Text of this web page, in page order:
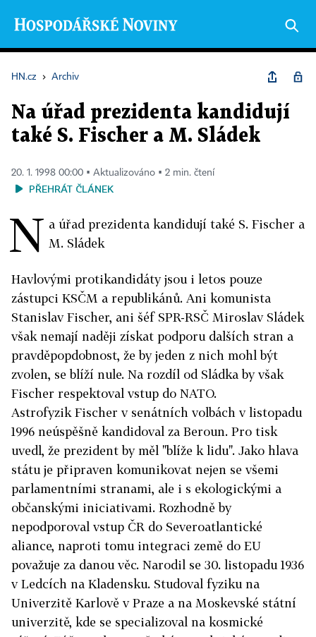
HN.cz › Archiv
Na úřad prezidenta kandidují
také S. Fischer a M. Sládek
20. 1. 1998 00:00 ▪ Aktualizováno ▪ 2 min. čtení
PŘEHRÁT ČLÁNEK
N a úřad prezidenta kandidují také S. Fischer a
M. Sládek
Havlovými protikandidáty jsou i letos pouze
zástupci KSČM a republikánů. Ani komunista
Stanislav Fischer, ani šéf SPR-RSČ Miroslav Sládek
však nemají naději získat podporu dalších stran a
pravděpopdobnost, že by jeden z nich mohl být
zvolen, se blíží nule. Na rozdíl od Sládka by však
Fischer respektoval vstup do NATO.
Astrofyzik Fischer v senátních volbách v listopadu
1996 neúspěšně kandidoval za Beroun. Pro tisk
uvedl, že prezident by měl "blíže k lidu". Jako hlava
státu je připraven komunikovat nejen se všemi
parlamentními stranami, ale i s ekologickými a
občanskými iniciativami. Rozhodně by
nepodporoval vstup ČR do Severoatlantické
aliance, naproti tomu integraci země do EU
považuje za danou věc. Narodil se 30. listopadu 1936
v Ledcích na Kladensku. Studoval fyziku na
Univerzitě Karlově v Praze a na Moskevské státní
univerzitě, kde se specializoval na kosmické